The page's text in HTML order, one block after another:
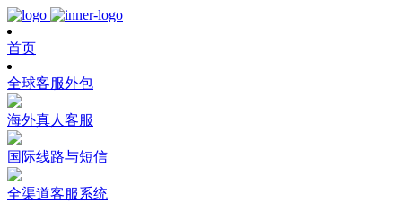
首页
全球客服外包
海外真人客服
国际线路与短信
全渠道客服系统